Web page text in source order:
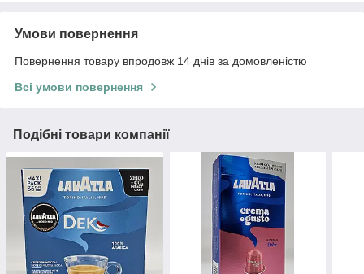
Умови повернення
Повернення товару впродовж 14 днів за домовленістю
Всі умови повернення
Подібні товари компанії